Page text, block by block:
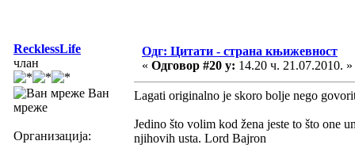
RecklessLife
члан
Ван
мреже
Организација:
Одг: Цитати - страна књижевност
« Одговор #20 у: 14.20 ч. 21.07.2010. »
Lagati originalno je skoro bolje nego
Jedino što volim kod žena jeste to što one
njihovih usta. Lord Bajron